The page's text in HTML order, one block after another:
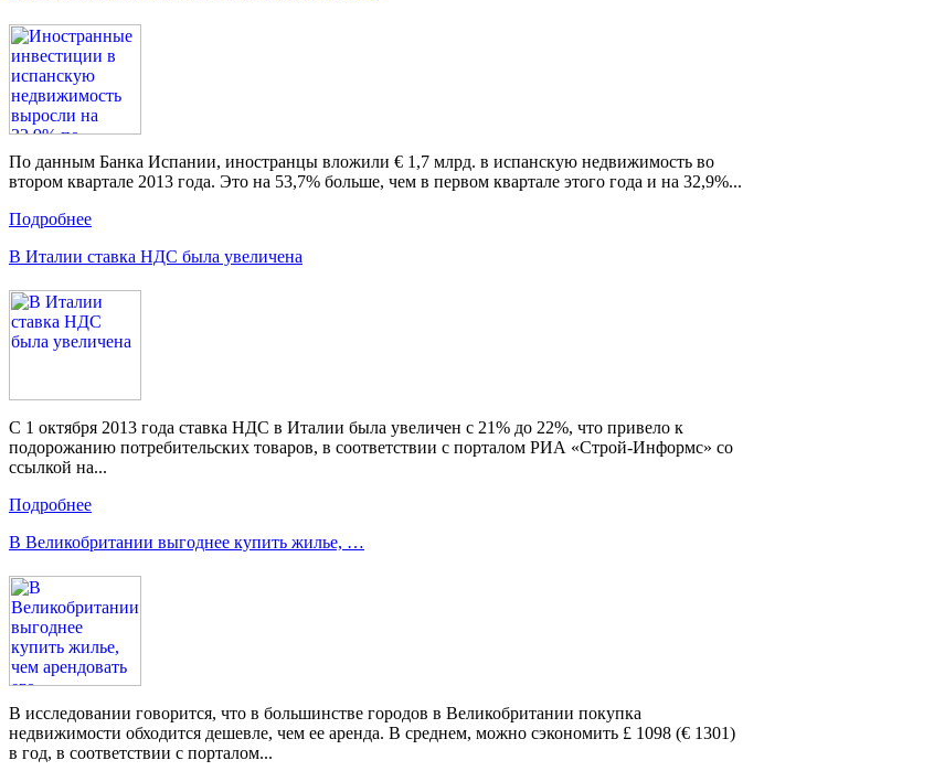
По данным Банка Испании, иностранцы вложили € 1,7 млрд. в испанскую недвижимость во
втором квартале 2013 года. Это на 53,7% больше, чем в первом квартале этого года и на 32,9%...
Подробнее
В Италии ставка НДС была увеличена
С 1 октября 2013 года ставка НДС в Италии была увеличен с 21% до 22%, что привело к
подорожанию потребительских товаров, в соответствии с порталом РИА «Строй-Информс» со
ссылкой на...
Подробнее
В Великобритании выгоднее купить жилье, …
В исследовании говорится, что в большинстве городов в Великобритании покупка
недвижимости обходится дешевле, чем ее аренда. В среднем, можно сэкономить £ 1098 (€ 1301)
в год, в соответствии с порталом...